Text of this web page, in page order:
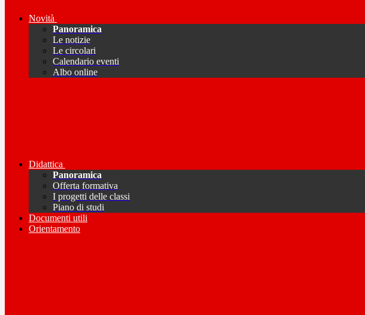
Novità
Panoramica
Le notizie
Le circolari
Calendario eventi
Albo online
Didattica
Panoramica
Offerta formativa
I progetti delle classi
Piano di studi
Documenti utili
Orientamento